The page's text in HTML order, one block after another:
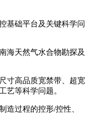
础平台及关键科学问
天然气水合物勘探及
高品质宽禁带、超宽
艺等科学问题。
过程的控形/控性、